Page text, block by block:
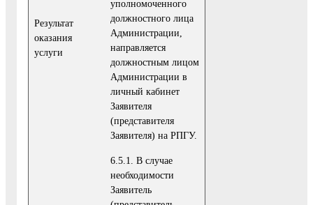
Результат
оказания
услуги
уполномоченного
должностного лица
Администрации,
направляется
должностным лицом
Администрации в
личный кабинет
Заявителя
(представителя
Заявителя) на РПГУ.
6.5.1. В случае
необходимости
Заявитель